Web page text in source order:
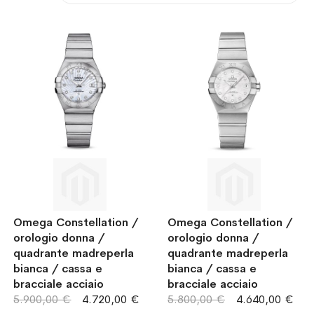
Omega Constellation /
orologio donna /
quadrante madreperla
bianca / cassa e
bracciale acciaio
4.720,00 €
5.900,00 €
Omega Constellation /
orologio donna /
quadrante madreperla
bianca / cassa e
bracciale acciaio
4.640,00 €
5.800,00 €